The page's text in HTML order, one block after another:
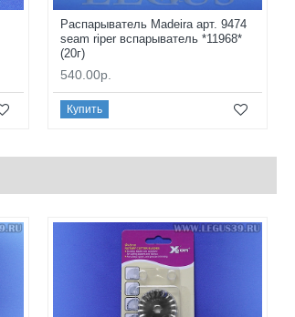
Распарыватель Madeira арт. 9474
seam riper вспарыватель *11968*
(20г)
540.00р.
Купить